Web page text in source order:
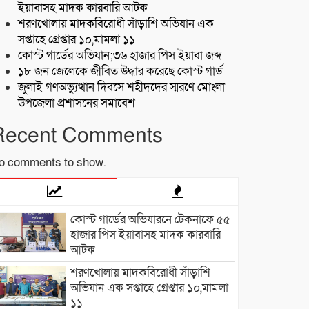
ইয়াবাসহ মাদক কারবারি আটক
শরণখোলায় মাদকবিরোধী সাঁড়াশি অভিযান এক
সপ্তাহে গ্রেপ্তার ১০,মামলা ১১
কোস্ট গার্ডের অভিযান;৩৬ হাজার পিস ইয়াবা জব্দ
১৮ জন জেলেকে জীবিত উদ্ধার করেছে কোস্ট গার্ড
জুলাই গণঅভ্যুত্থান দিবসে শহীদদের স্মরণে মোংলা
উপজেলা প্রশাসনের সমাবেশ
Comments
comments to show.
কোস্ট গার্ডের অভিযারনে টেকনাফে ৫৫
হাজার পিস ইয়াবাসহ মাদক কারবারি
আটক
শরণখোলায় মাদকবিরোধী সাঁড়াশি
অভিযান এক সপ্তাহে গ্রেপ্তার ১০,মামলা
১১